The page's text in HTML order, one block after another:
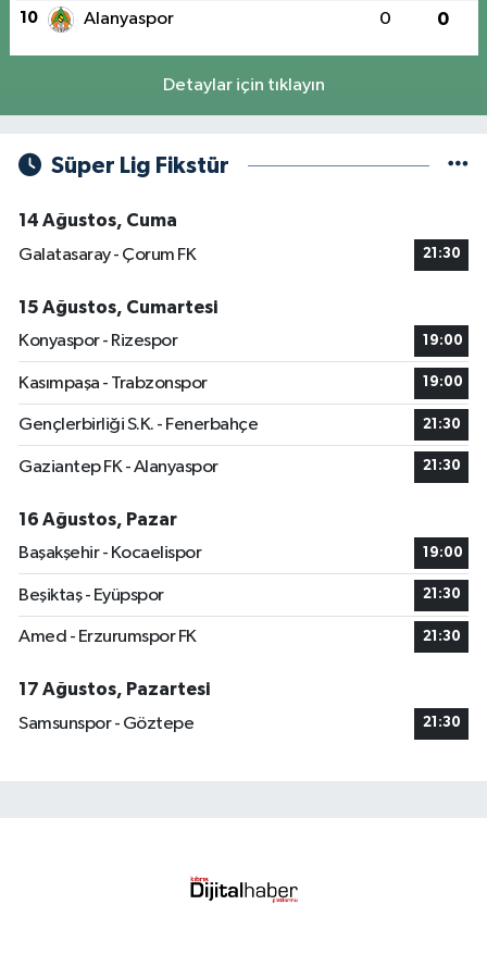
10 Alanyaspor 0 0
Detaylar için tıklayın
Süper Lig Fikstür
14 Ağustos, Cuma
Galatasaray - Çorum FK
21:30
15 Ağustos, Cumartesi
Konyaspor - Rizespor
19:00
Kasımpaşa - Trabzonspor 19:00
Gençlerbirliği S.K. - Fenerbahçe 21:30
Gaziantep FK - Alanyaspor 21:30
16 Ağustos, Pazar
Başakşehir - Kocaelispor
19:00
Beşiktaş - Eyüpspor 21:30
Amed - Erzurumspor FK 21:30
17 Ağustos, Pazartesi
Samsunspor - Göztepe
21:30